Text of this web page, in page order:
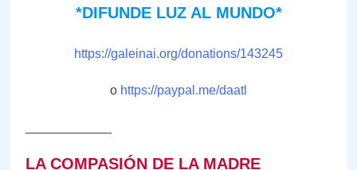
*DIFUNDE LUZ AL MUNDO*
https://galeinai.org/donations/143245
o https://paypal.me/daatl
LA COMPASIÓN DE LA MADRE